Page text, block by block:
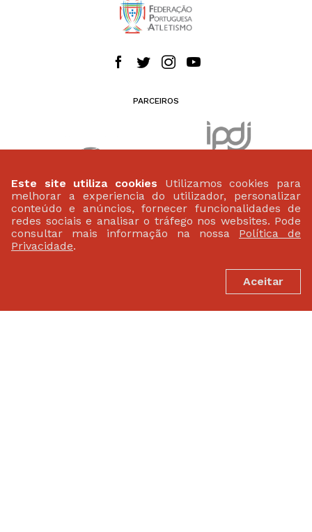
PARCEIROS
Este site utiliza cookies Utilizamos cookies para
melhorar a experiencia do utilizador, personalizar
conteúdo e anúncios, fornecer funcionalidades de
redes sociais e analisar o tráfego nos websites. Pode
consultar mais informação na nossa Política de
Privacidade.
Aceitar